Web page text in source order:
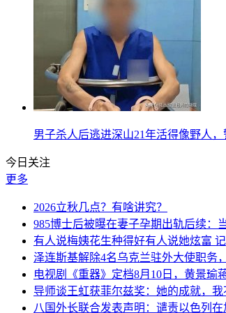
男子杀人后逃进深山21年活得像野人
今日关注
更多
2026立秋几点？有啥讲究？
985博士后被曝在妻子孕期出轨后续：
有人说梅姨花生种得好有人说她炫富
泽连斯基解除4名乌克兰驻外大使职务
电视剧《重器》定档8月10日，黄景瑜
导师谈王虹获菲尔兹奖：她的成就，
八国外长联合发表声明：谴责以色列